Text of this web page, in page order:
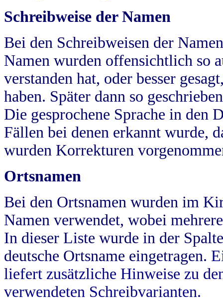
Schreibweise der Namen
Bei den Schreibweisen der
Namen wurden offensichtlich so
verstanden hat, oder besser
haben. Später dann so
Die gesprochene Sprache in
Fällen bei denen erkannt wurde,
wurden Korrekturen
Ortsnamen
Bei den Ortsnamen wurden im
Namen verwendet, wobei
In dieser Liste wurde in der
deutsche Ortsname eingetragen.
liefert zusätzliche Hinweise zu
verwendeten Schreibvarianten.